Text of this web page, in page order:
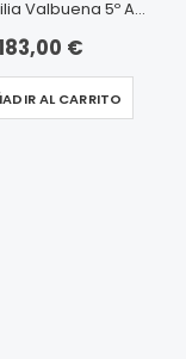
Vega Sicilia Valbuena 5º Año
€
AL CARRITO